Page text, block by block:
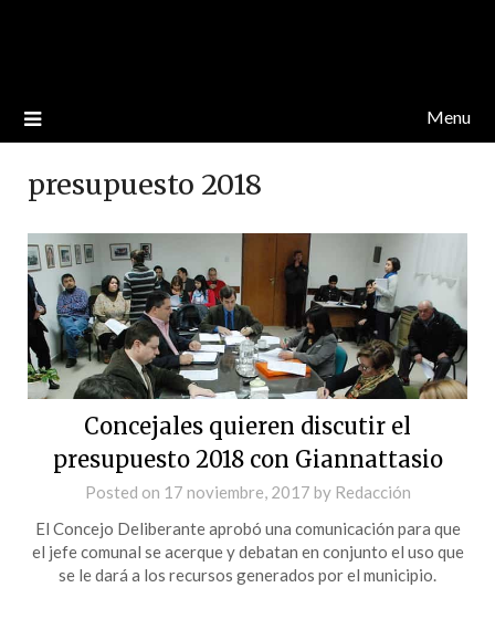
Menu
presupuesto 2018
Concejales quieren discutir el
presupuesto 2018 con Giannattasio
Posted on 17 noviembre, 2017 by Redacción
El Concejo Deliberante aprobó una comunicación para que
el jefe comunal se acerque y debatan en conjunto el uso que
se le dará a los recursos generados por el municipio.